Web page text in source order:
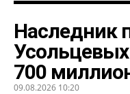
Наследник
700
09.08.2026 10:20